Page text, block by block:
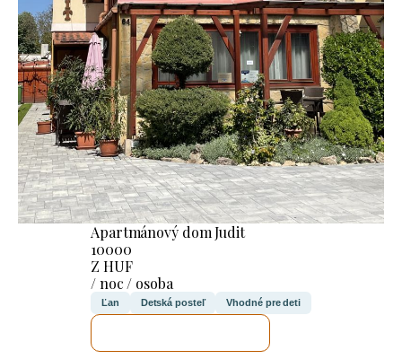
Apartmánový dom Judit
10000
Z HUF
/ noc / osoba
Ľan Detská posteľ Vhodné pre deti